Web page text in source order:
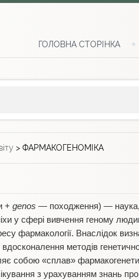
ГОЛОВНА СТОРІНКА
> ФАРМАКОГЕНОМІКА
+ genos — походження) — наука,
у сфері вивчення геному
фармакології. Внаслідок
методів
собою «сплав»
з урахуванням знань